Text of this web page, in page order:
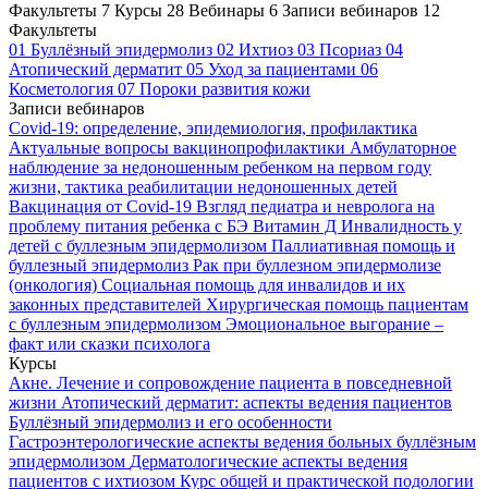
Факультеты 7 Курсы 28 Вебинары 6 Записи вебинаров 12
Факультеты
01 Буллёзный эпидермолиз 02 Ихтиоз 03 Псориаз 04
Атопический дерматит 05 Уход за пациентами 06
Косметология 07 Пороки развития кожи
Записи вебинаров
Covid-19: определение, эпидемиология, профилактика
Актуальные вопросы вакцинопрофилактики Амбулаторное
наблюдение за недоношенным ребенком на первом году
жизни, тактика реабилитации недоношенных детей
Вакцинация от Covid-19 Взгляд педиатра и невролога на
проблему питания ребенка с БЭ Витамин Д Инвалидность у
детей с буллезным эпидермолизом Паллиативная помощь и
буллезный эпидермолиз Рак при буллезном эпидермолизе
(онкология) Социальная помощь для инвалидов и их
законных представителей Хирургическая помощь пациентам
с буллезным эпидермолизом Эмоциональное выгорание –
факт или сказки психолога
Курсы
Акне. Лечение и сопровождение пациента в повседневной
жизни Атопический дерматит: аспекты ведения пациентов
Буллёзный эпидермолиз и его особенности
Гастроэнтерологические аспекты ведения больных буллёзным
эпидермолизом Дерматологические аспекты ведения
пациентов с ихтиозом Курс общей и практической подологии